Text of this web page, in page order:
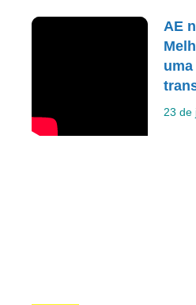
AE
23 de